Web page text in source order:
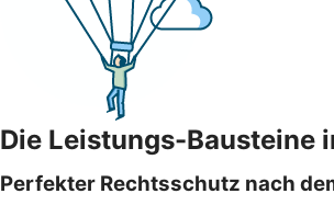
Die Leistungs-Bausteine
Perfekter Rechtsschutz nach